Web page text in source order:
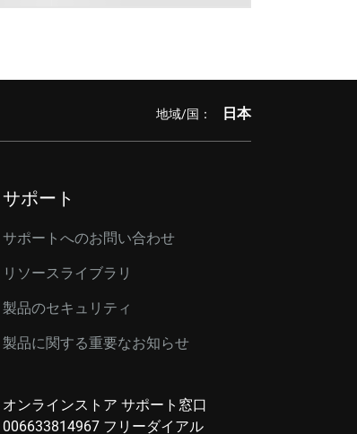
地域/国： 日本
サポート
サポートへのお問い合わせ
リソースライブラリ
製品のセキュリティ
製品に関する重要なお知らせ
オンラインストア サポート窓口
006633814967 フリーダイアル